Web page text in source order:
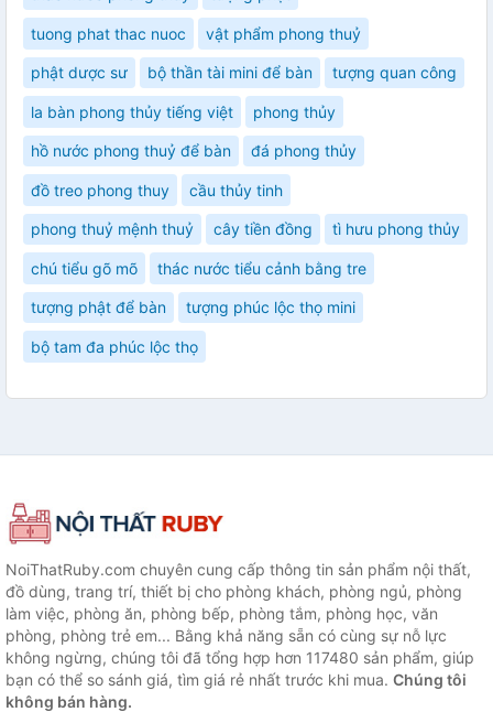
tuong phat thac nuoc vật phẩm phong thuỷ
phật dược sư bộ thần tài mini để bàn tượng quan công
la bàn phong thủy tiếng việt phong thủy
hồ nước phong thuỷ để bàn đá phong thủy
đồ treo phong thuy cầu thủy tinh
phong thuỷ mệnh thuỷ cây tiền đồng tì hưu phong thủy
chú tiểu gõ mõ thác nước tiểu cảnh bằng tre
tượng phật để bàn tượng phúc lộc thọ mini
bộ tam đa phúc lộc thọ
NoiThatRuby.com chuyên cung cấp thông tin sản phẩm nội thất,
đồ dùng, trang trí, thiết bị cho phòng khách, phòng ngủ, phòng
làm việc, phòng ăn, phòng bếp, phòng tắm, phòng học, văn
phòng, phòng trẻ em... Bằng khả năng sẵn có cùng sự nỗ lực
không ngừng, chúng tôi đã tổng hợp hơn 117480 sản phẩm, giúp
bạn có thể so sánh giá, tìm giá rẻ nhất trước khi mua. Chúng tôi
không bán hàng.